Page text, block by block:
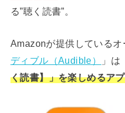
る”聴く読書”。
Amazonが提供している
ディブル（Audible）
」
く読書】」を楽しめるア